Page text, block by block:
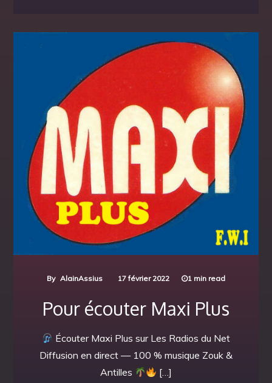
By AlainAssius 17 février 2022 1 min read
Pour écouter Maxi Plus
Écouter Maxi Plus sur Les Radios du Net
Diffusion en direct — 100 % musique Zouk &
Antilles
[…]